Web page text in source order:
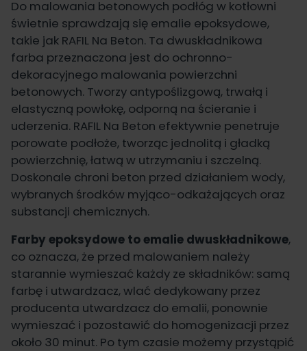
Do malowania betonowych podłóg w kotłowni
świetnie sprawdzają się emalie epoksydowe,
takie jak RAFIL Na Beton. Ta dwuskładnikowa
farba przeznaczona jest do ochronno-
dekoracyjnego malowania powierzchni
betonowych. Tworzy antypoślizgową, trwałą i
elastyczną powłokę, odporną na ścieranie i
uderzenia. RAFIL Na Beton efektywnie penetruje
porowate podłoże, tworząc jednolitą i gładką
powierzchnię, łatwą w utrzymaniu i szczelną.
Doskonale chroni beton przed działaniem wody,
wybranych środków myjąco-odkażających oraz
substancji chemicznych.
Farby epoksydowe to emalie dwuskładnikowe,
co oznacza, że przed malowaniem należy
starannie wymieszać każdy ze składników: samą
farbę i utwardzacz, wlać dedykowany przez
producenta utwardzacz do emalii, ponownie
wymieszać i pozostawić do homogenizacji przez
około 30 minut. Po tym czasie możemy przystąpić